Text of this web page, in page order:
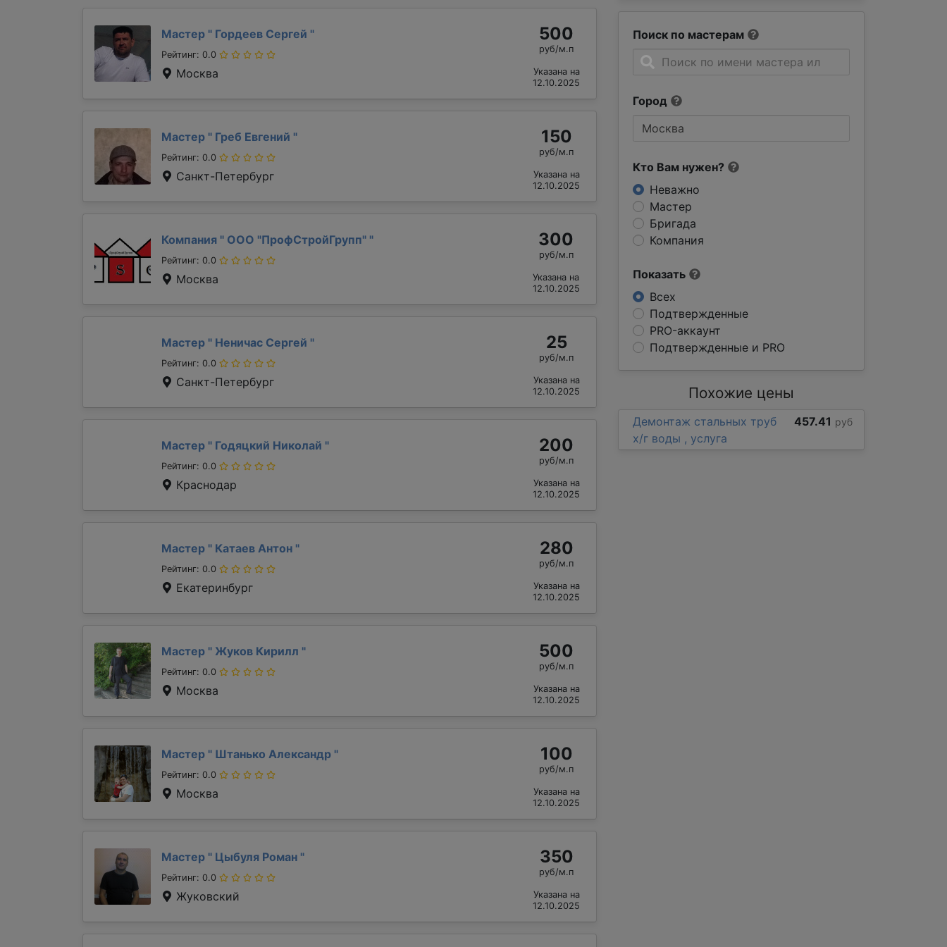
Поиск по мастерам
Город
Кто Вам нужен?
Неважно
Мастер
Бригада
Компания
Показать
Всех
Подтвержденные
PRO-аккаунт
Подтвержденные и PRO
Мастер " Гордеев Сергей "
Рейтинг: 0.0
Москва
500
руб/м.п
Указана на
12.10.2025
Мастер " Греб Евгений "
Рейтинг: 0.0
Санкт-Петербург
150
руб/м.п
Указана на
12.10.2025
Компания " ООО "ПрофСтройГрупп" "
Рейтинг: 0.0
Москва
300
руб/м.п
Указана на
12.10.2025
Мастер " Неничас Сергей "
Рейтинг: 0.0
Санкт-Петербург
25
руб/м.п
Указана на
12.10.2025
Мастер " Годяцкий Николай "
Рейтинг: 0.0
Краснодар
200
руб/м.п
Указана на
12.10.2025
Мастер " Катаев Антон "
Рейтинг: 0.0
Екатеринбург
280
руб/м.п
Указана на
12.10.2025
Мастер " Жуков Кирилл "
Рейтинг: 0.0
Москва
500
руб/м.п
Указана на
12.10.2025
Мастер " Штанько Александр "
Рейтинг: 0.0
Москва
100
руб/м.п
Указана на
12.10.2025
Мастер " Цыбуля Роман "
Рейтинг: 0.0
Жуковский
350
руб/м.п
Указана на
12.10.2025
Похожие цены
Демонтаж стальных труб
х/г воды , услуга
457.41 руб